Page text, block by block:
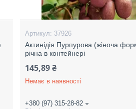
37926
Актинідія Пурпурова (жіноча
річна в контейнері
145,89 ₴
Немає в наявності
+380 (97) 315-28-82